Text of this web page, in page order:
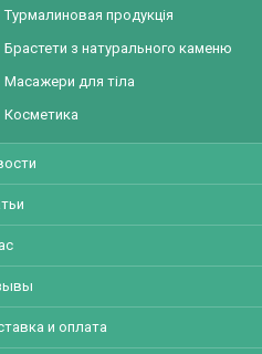
Турмалиновая продукція
Брастети з натурального каменю
Масажери для тіла
Косметика
и оплата